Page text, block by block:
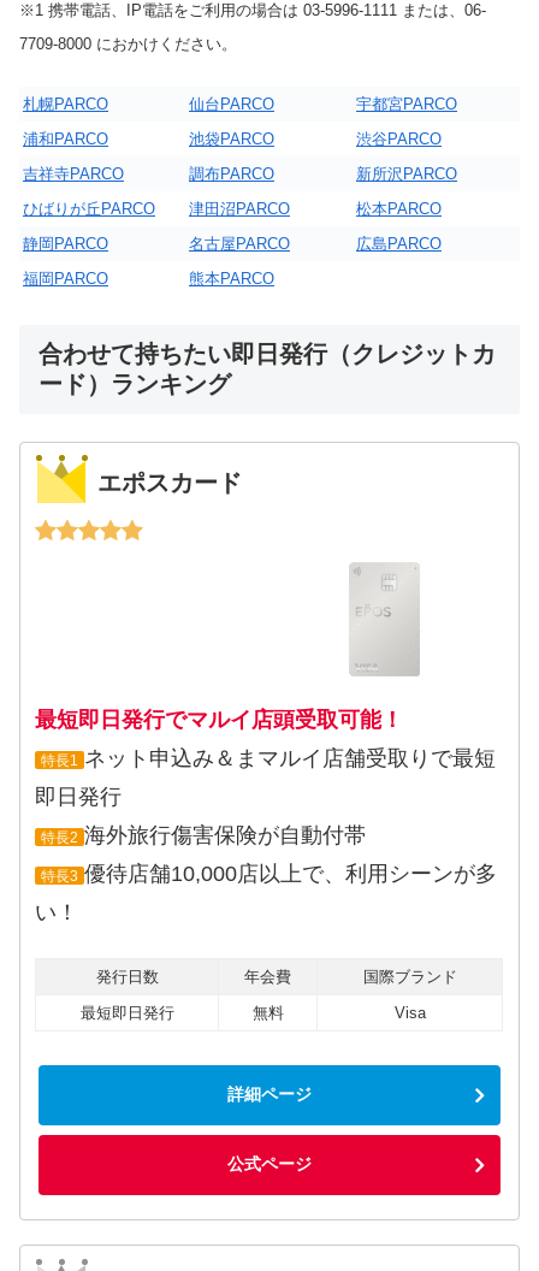
※1 携帯電話、IP電話をご利用の場合は 03-5996-1111 または、06-
7709-8000 におかけください。
札幌PARCO 仙台PARCO
宇都宮PARCO
浦和PARCO
池袋PARCO
渋谷PARCO
吉祥寺PARCO
調布PARCO
新所沢PARCO
ひばりが丘PARCO
津田沼PARCO
松本PARCO
静岡PARCO
名古屋PARCO
広島PARCO
福岡PARCO
熊本PARCO
合わせて持ちたい即日発行（クレジットカ
ード）ランキング
エポスカード
最短即日発行でマルイ店頭受取可能！
特長1 ネット申込み＆まマルイ店舗受取りで最短
即日発行
特長2 海外旅行傷害保険が自動付帯
特長3 優待店舗10,000店以上で、利用シーンが多
い！
発行日数 年会費
国際ブランド
最短即日発行
無料 Visa
詳細ページ
公式ページ